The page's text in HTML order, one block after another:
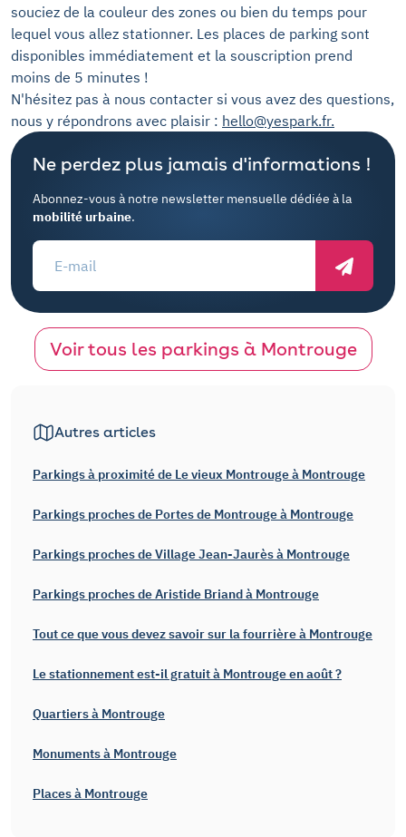
souciez de la couleur des zones ou bien du temps pour
lequel vous allez stationner. Les places de parking sont
disponibles immédiatement et la souscription prend
moins de 5 minutes !
N'hésitez pas à nous contacter si vous avez des questions,
nous y répondrons avec plaisir : hello@yespark.fr.
Ne perdez plus jamais d'informations !
Abonnez-vous à notre newsletter mensuelle dédiée à la
mobilité urbaine.
Voir tous les parkings à Montrouge
Autres articles
Parkings à proximité de Le vieux Montrouge à Montrouge
Parkings proches de Portes de Montrouge à Montrouge
Parkings proches de Village Jean-Jaurès à Montrouge
Parkings proches de Aristide Briand à Montrouge
Tout ce que vous devez savoir sur la fourrière à Montrouge
Le stationnement est-il gratuit à Montrouge en août ?
Quartiers à Montrouge
Monuments à Montrouge
Places à Montrouge